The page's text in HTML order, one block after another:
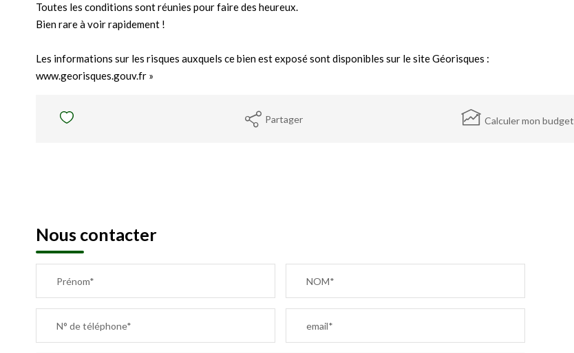
Toutes les conditions sont réunies pour faire des heureux.
Bien rare à voir rapidement !
Les informations sur les risques auxquels ce bien est exposé sont disponibles sur le site Géorisques :
www.georisques.gouv.fr »
Partager Calculer mon budget
Nous contacter
Prénom* NOM*
N° de téléphone* email*